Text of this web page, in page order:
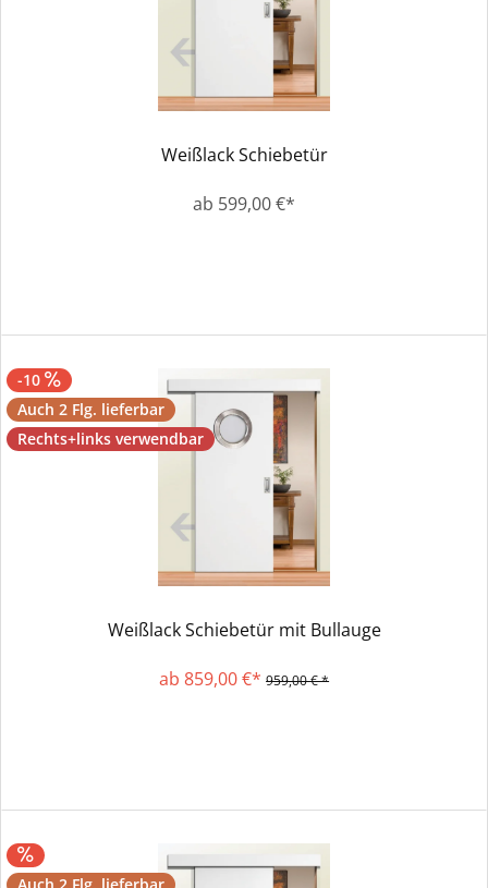
Weißlack Schiebetür
ab 599,00 €*
-10
Auch 2 Flg. lieferbar
Rechts+links verwendbar
Weißlack Schiebetür mit Bullauge
ab 859,00 €* 959,00 € *